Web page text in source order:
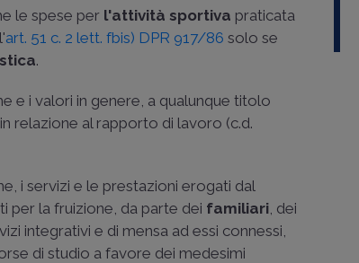
le spese per l'attività sportiva praticata
art. 51 c. 2 lett. fbis) DPR 917/86 solo se
.
e i valori in genere, a qualunque titolo
in relazione al rapporto di lavoro (c.d.
i servizi e le prestazioni erogati dal
per la fruizione, da parte dei familiari, dei
integrativi e di mensa ad essi connessi,
di studio a favore dei medesimi